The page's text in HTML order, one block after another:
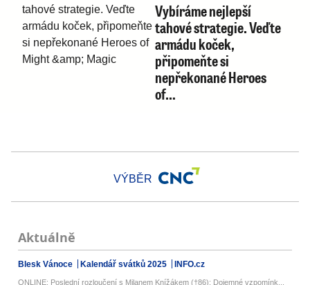
Vybíráme nejlepší
tahové strategie. Veďte
armádu koček,
připomeňte si
nepřekonané Heroes
of…
VÝBĚR
Aktuálně
Blesk Vánoce Kalendář svátků 2025 INFO.cz
ONLINE: Poslední rozloučení s Milanem Knížákem (†86): Dojemné vzpomínk...